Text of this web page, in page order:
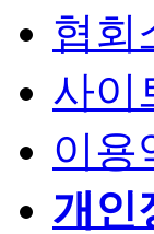
협회
사이
이용
개인